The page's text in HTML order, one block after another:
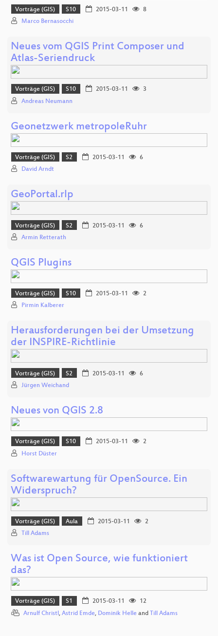
Vorträge (GIS) S10 2015-03-11
8
Marco Bernasocchi
Neues vom QGIS Print Composer und
Atlas-Seriendruck
Vorträge (GIS) S10 2015-03-11
3
Andreas Neumann
Geonetzwerk metropoleRuhr
Vorträge (GIS) S2 2015-03-11
6
David Arndt
GeoPortal.rlp
Vorträge (GIS) S2 2015-03-11
6
Armin Retterath
QGIS Plugins
Vorträge (GIS) S10 2015-03-11
2
Pirmin Kalberer
Herausforderungen bei der Umsetzung
der INSPIRE-Richtlinie
Vorträge (GIS) S2 2015-03-11
6
Jürgen Weichand
Neues von QGIS 2.8
Vorträge (GIS) S10 2015-03-11
2
Horst Düster
Softwarewartung für OpenSource. Ein
Widerspruch?
Vorträge (GIS) Aula 2015-03-11
2
Till Adams
Was ist Open Source, wie funktioniert
das?
Vorträge (GIS) S1 2015-03-11
12
Arnulf Christl , Astrid Emde, Dominik Helle and Till Adams